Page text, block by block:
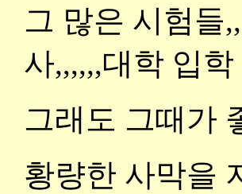
그 많은 시험들
사,,,,,,대학 입
그래도 그때가
황량한 사막을